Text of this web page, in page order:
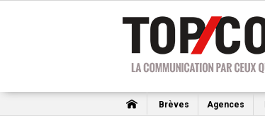
Brèves Agences